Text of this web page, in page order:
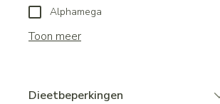
Alphamega
Toon meer
Dieetbeperkingen